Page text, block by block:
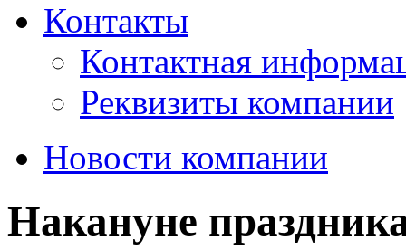
Контакты
Контактная
Реквизиты компании
Новости компании
Накануне